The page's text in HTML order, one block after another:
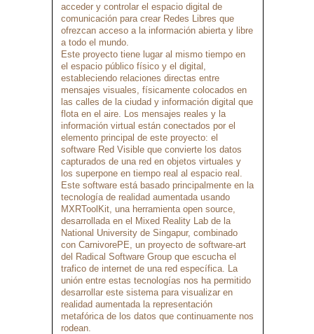
acceder y controlar el espacio digital de
comunicación para crear Redes Libres que
ofrezcan acceso a la información abierta y libre
a todo el mundo.
Este proyecto tiene lugar al mismo tiempo en
el espacio público físico y el digital,
estableciendo relaciones directas entre
mensajes visuales, físicamente colocados en
las calles de la ciudad y información digital que
flota en el aire. Los mensajes reales y la
información virtual están conectados por el
elemento principal de este proyecto: el
software Red Visible que convierte los datos
capturados de una red en objetos virtuales y
los superpone en tiempo real al espacio real.
Este software está basado principalmente en la
tecnología de realidad aumentada usando
MXRToolKit, una herramienta open source,
desarrollada en el Mixed Reality Lab de la
National University de Singapur, combinado
con CarnivorePE, un proyecto de software-art
del Radical Software Group que escucha el
trafico de internet de una red específica. La
unión entre estas tecnologías nos ha permitido
desarrollar este sistema para visualizar en
realidad aumentada la representación
metafórica de los datos que continuamente nos
rodean.